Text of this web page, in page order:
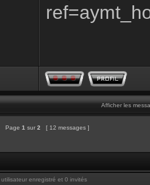
Afficher les
Page 1 sur 2 [ 12 messages ]
enregistré et 0 invités